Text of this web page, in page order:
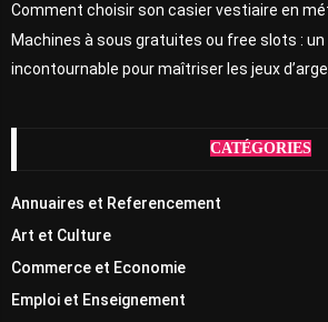
Comment choisir son casier vestiaire en
Machines à sous gratuites ou free slots : un
incontournable pour maîtriser les jeux
CATÉGORIES
Annuaires et Referencement
Art et Culture
Commerce et Economie
Emploi et Enseignement